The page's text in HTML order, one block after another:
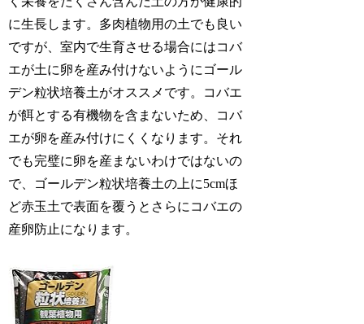
に生長します。多肉植物用の土でも良い
ですが、室内で生育させる場合にはコバ
エが土に卵を産み付けないようにゴール
デン粒状培養土がオススメです。コバエ
が餌とする有機物を含まないため、コバ
エが卵を産み付けにくくなります。それ
でも完璧に卵を産まないわけではないの
で、ゴールデン粒状培養土の上に5cmほ
ど赤玉土で表面を覆うとさらにコバエの
産卵防止になります。